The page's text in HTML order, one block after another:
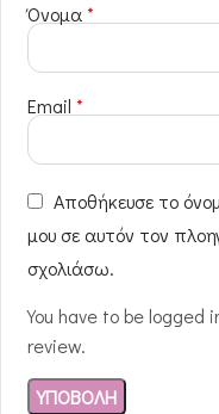
Όνομα*
Email *
Αποθήκευσε το
μου σε αυτόν τον
σχολιάσω.
You have to be logged
review.